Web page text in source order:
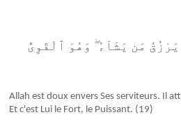
مَن يَشَآءُۖ وَهُوَ ٱلْقَوِىُّ
Allah est doux envers Ses serviteurs. Il
Et c'est Lui le Fort, le Puissant. (19)